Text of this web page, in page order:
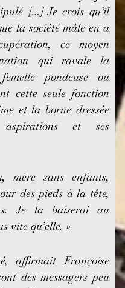
[…] Je crois qu’il
la société mâle en a
ce moyen
qui ravale la
pondeuse ou
cette seule fonction
et la borne dressée
et ses
mère sans enfants,
des pieds à la tête,
Je la baiserai au
vite qu’elle. »
affirmait Françoise
des messagers peu